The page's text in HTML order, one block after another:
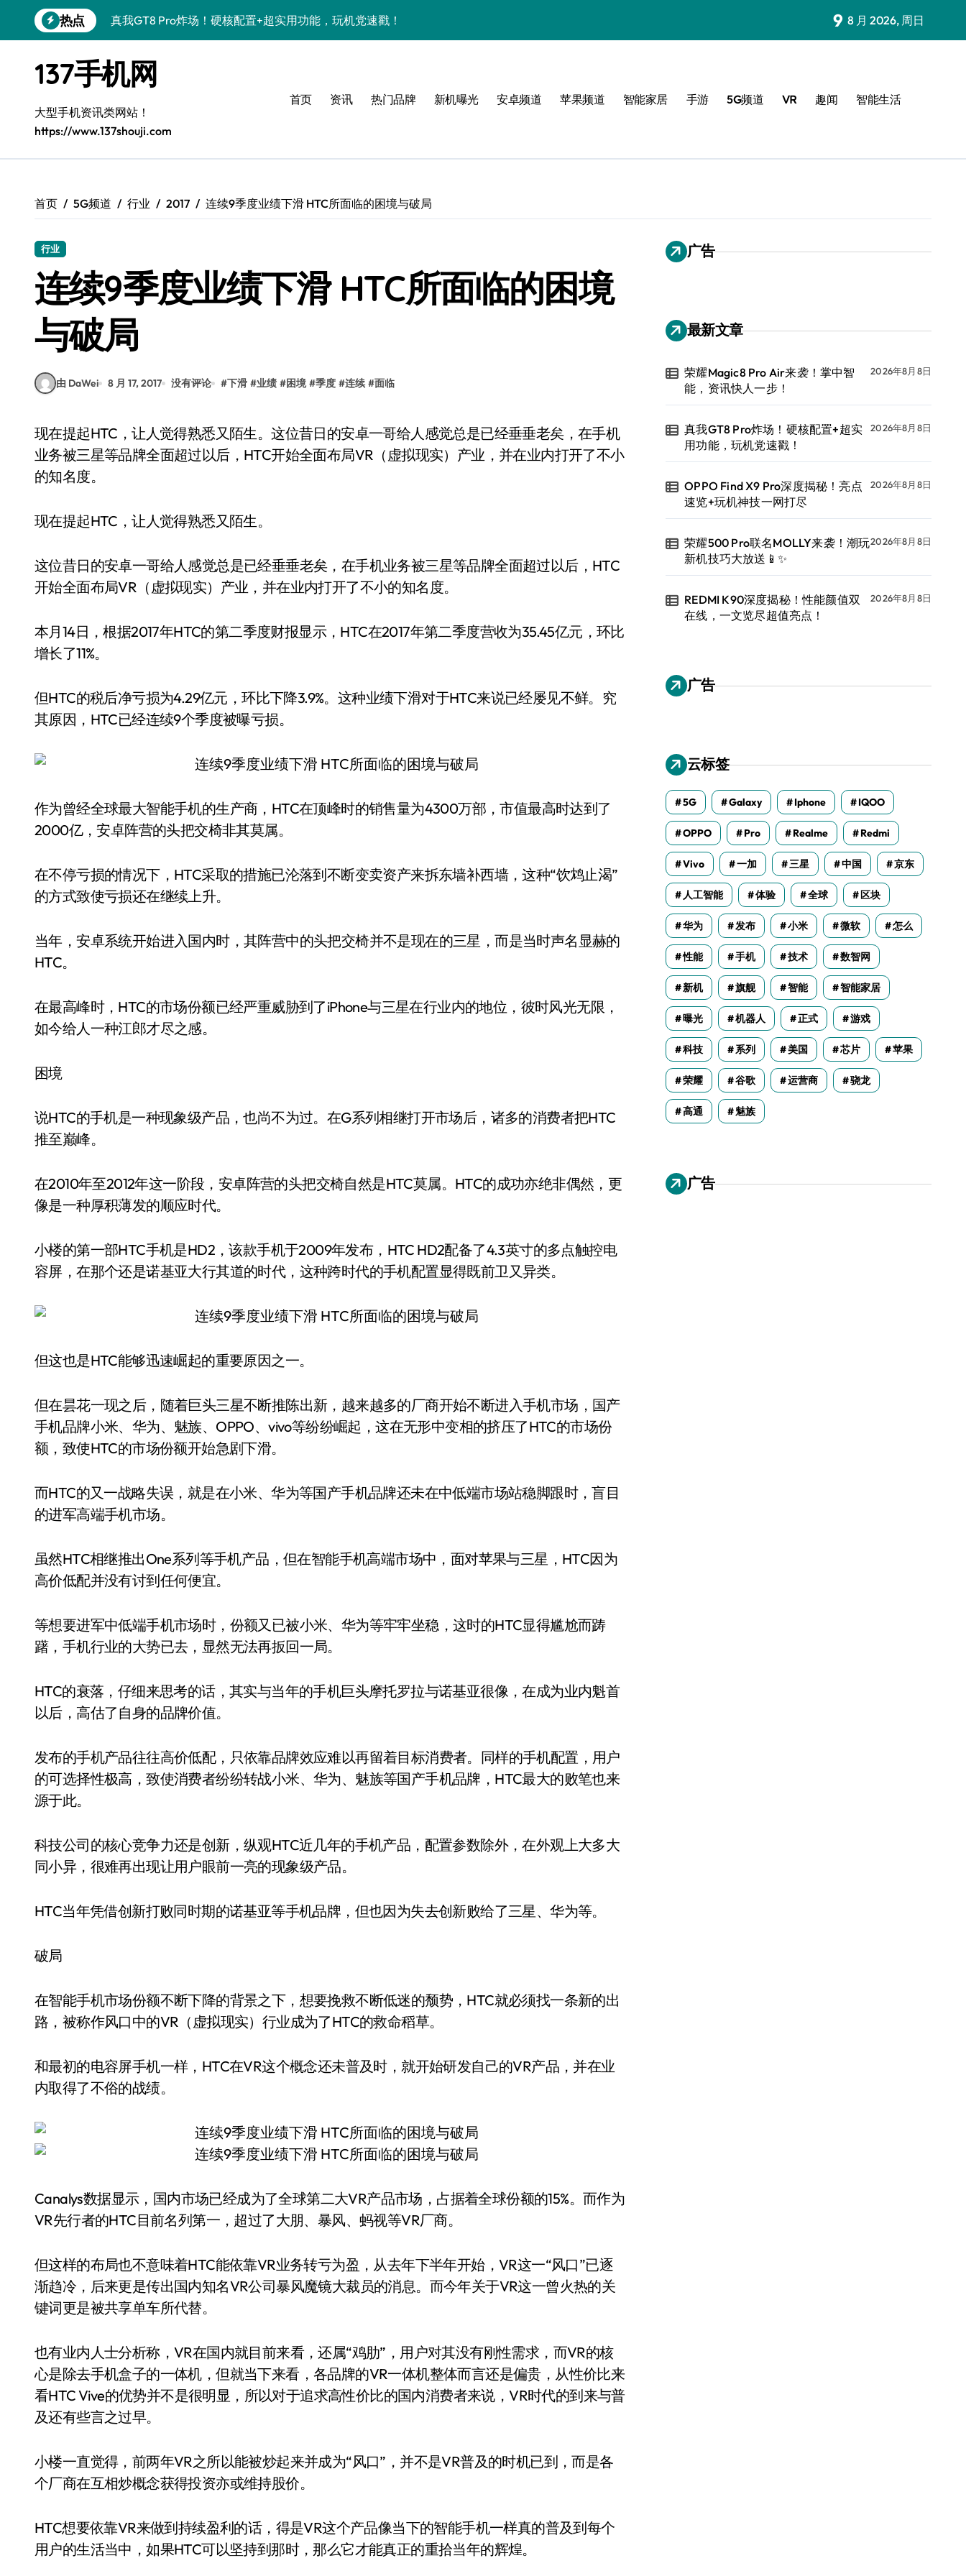
到
热点
真我GT8 Pro炸场！硬核配置+超实用功能，玩机党速戳！
荣耀500 Pro联名MOLLY来袭！潮玩新机技巧大放送📱✨
REDMI K90深度揭秘！性能颜值双在线，一文览尽超值亮点！
vivo S50 Pro mini来袭！小屏旗舰，亮点满满速来围观！
荣耀ROBOT PHONE驾到！智能掌控，手机资讯一手全抓！
华为nova 15 Ultra新功能解锁，数码控速抢最新优惠！
荣耀Magic8 Pro Air来袭！掌中智能，资讯快人一步！
9 8 月 2026, 周日
137手机网
大型手机资讯类网站！
https://www.137shouji.com
首页 资讯 热门品牌 新机曝光 安卓频道 苹果频道 智能家居 手游 5G频道 VR 趣闻 智能生活
首页 5G频道 行业 2017 连续9季度业绩下滑 HTC所面临的困境与破局
行业
连续9季度业绩下滑 HTC所面临的困境
与破局
由 DaWei 8 月 17, 2017 没有评论 #下滑 #业绩 #困境 #季度 #连续 #面临
现在提起HTC，让人觉得熟悉又陌生。这位昔日的安卓一哥给人感觉总是已经垂垂老矣，在手机
业务被三星等品牌全面超过以后，HTC开始全面布局VR（虚拟现实）产业，并在业内打开了不小
的知名度。
现在提起HTC，让人觉得熟悉又陌生。
这位昔日的安卓一哥给人感觉总是已经垂垂老矣，在手机业务被三星等品牌全面超过以后，HTC
开始全面布局VR（虚拟现实）产业，并在业内打开了不小的知名度。
本月14日，根据2017年HTC的第二季度财报显示，HTC在2017年第二季度营收为35.45亿元，环比
增长了11%。
但HTC的税后净亏损为4.29亿元，环比下降3.9%。这种业绩下滑对于HTC来说已经屡见不鲜。究
其原因，HTC已经连续9个季度被曝亏损。
作为曾经全球最大智能手机的生产商，HTC在顶峰时的销售量为4300万部，市值最高时达到了
2000亿，安卓阵营的头把交椅非其莫属。
在不停亏损的情况下，HTC采取的措施已沦落到不断变卖资产来拆东墙补西墙，这种“饮鸩止渴”
的方式致使亏损还在继续上升。
当年，安卓系统开始进入国内时，其阵营中的头把交椅并不是现在的三星，而是当时声名显赫的
HTC。
在最高峰时，HTC的市场份额已经严重威胁到了iPhone与三星在行业内的地位，彼时风光无限，
如今给人一种江郎才尽之感。
困境
说HTC的手机是一种现象级产品，也尚不为过。在G系列相继打开市场后，诸多的消费者把HTC
推至巅峰。
在2010年至2012年这一阶段，安卓阵营的头把交椅自然是HTC莫属。HTC的成功亦绝非偶然，更
像是一种厚积薄发的顺应时代。
小楼的第一部HTC手机是HD2，该款手机于2009年发布，HTC HD2配备了4.3英寸的多点触控电
容屏，在那个还是诺基亚大行其道的时代，这种跨时代的手机配置显得既前卫又异类。
但这也是HTC能够迅速崛起的重要原因之一。
但在昙花一现之后，随着巨头三星不断推陈出新，越来越多的厂商开始不断进入手机市场，国产
手机品牌小米、华为、魅族、OPPO、vivo等纷纷崛起，这在无形中变相的挤压了HTC的市场份
额，致使HTC的市场份额开始急剧下滑。
而HTC的又一战略失误，就是在小米、华为等国产手机品牌还未在中低端市场站稳脚跟时，盲目
的进军高端手机市场。
虽然HTC相继推出One系列等手机产品，但在智能手机高端市场中，面对苹果与三星，HTC因为
高价低配并没有讨到任何便宜。
等想要进军中低端手机市场时，份额又已被小米、华为等牢牢坐稳，这时的HTC显得尴尬而踌
躇，手机行业的大势已去，显然无法再扳回一局。
HTC的衰落，仔细来思考的话，其实与当年的手机巨头摩托罗拉与诺基亚很像，在成为业内魁首
以后，高估了自身的品牌价值。
发布的手机产品往往高价低配，只依靠品牌效应难以再留着目标消费者。同样的手机配置，用户
的可选择性极高，致使消费者纷纷转战小米、华为、魅族等国产手机品牌，HTC最大的败笔也来
源于此。
科技公司的核心竞争力还是创新，纵观HTC近几年的手机产品，配置参数除外，在外观上大多大
同小异，很难再出现让用户眼前一亮的现象级产品。
HTC当年凭借创新打败同时期的诺基亚等手机品牌，但也因为失去创新败给了三星、华为等。
破局
在智能手机市场份额不断下降的背景之下，想要挽救不断低迷的颓势，HTC就必须找一条新的出
路，被称作风口中的VR（虚拟现实）行业成为了HTC的救命稻草。
和最初的电容屏手机一样，HTC在VR这个概念还未普及时，就开始研发自己的VR产品，并在业
内取得了不俗的战绩。
Canalys数据显示，国内市场已经成为了全球第二大VR产品市场，占据着全球份额的15%。而作为
VR先行者的HTC目前名列第一，超过了大朋、暴风、蚂视等VR厂商。
但这样的布局也不意味着HTC能依靠VR业务转亏为盈，从去年下半年开始，VR这一“风口”已逐
渐趋冷，后来更是传出国内知名VR公司暴风魔镜大裁员的消息。而今年关于VR这一曾火热的关
键词更是被共享单车所代替。
也有业内人士分析称，VR在国内就目前来看，还属“鸡肋”，用户对其没有刚性需求，而VR的核
心是除去手机盒子的一体机，但就当下来看，各品牌的VR一体机整体而言还是偏贵，从性价比来
看HTC Vive的优势并不是很明显，所以对于追求高性价比的国内消费者来说，VR时代的到来与普
及还有些言之过早。
小楼一直觉得，前两年VR之所以能被炒起来并成为“风口”，并不是VR普及的时机已到，而是各
个厂商在互相炒概念获得投资亦或维持股价。
HTC想要依靠VR来做到持续盈利的话，得是VR这个产品像当下的智能手机一样真的普及到每个
用户的生活当中，如果HTC可以坚持到那时，那么它才能真正的重拾当年的辉煌。
广告
最新文章
荣耀Magic8 Pro Air来袭！掌中智
能，资讯快人一步！
2026年8月8日
真我GT8 Pro炸场！硬核配置+超实
用功能，玩机党速戳！
2026年8月8日
OPPO Find X9 Pro深度揭秘！亮点
速览+玩机神技一网打尽
2026年8月8日
荣耀500 Pro联名MOLLY来袭！潮玩
新机技巧大放送📱✨
2026年8月8日
REDMI K90深度揭秘！性能颜值双
在线，一文览尽超值亮点！
2026年8月8日
广告
云标签
5G Galaxy Iphone IQOO
OPPO Pro Realme Redmi
Vivo 一加 三星 中国 京东
人工智能 体验 全球 区块
华为 发布 小米 微软 怎么
性能 手机 技术 数智网
新机 旗舰 智能 智能家居
曝光 机器人 正式 游戏
科技 系列 美国 芯片 苹果
荣耀 谷歌 运营商 骁龙
高通 魅族
广告